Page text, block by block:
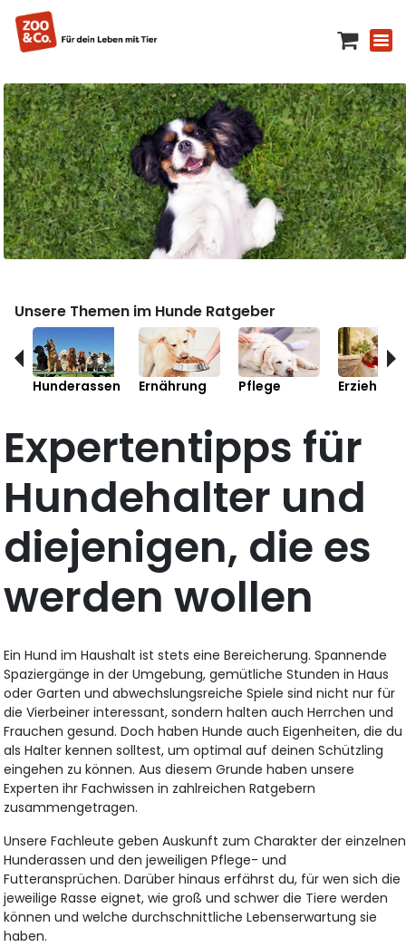
Unsere Themen im Hunde Ratgeber
Hunderassen Ernährung Pflege Erziehung
Expertentipps für
Hundehalter und
diejenigen, die es
werden wollen
Ein Hund im Haushalt ist stets eine Bereicherung. Spannende
Spaziergänge in der Umgebung, gemütliche Stunden in Haus
oder Garten und abwechslungsreiche Spiele sind nicht nur für
die Vierbeiner interessant, sondern halten auch Herrchen und
Frauchen gesund. Doch haben Hunde auch Eigenheiten, die du
als Halter kennen solltest, um optimal auf deinen Schützling
eingehen zu können. Aus diesem Grunde haben unsere
Experten ihr Fachwissen in zahlreichen Ratgebern
zusammengetragen.
Unsere Fachleute geben Auskunft zum Charakter der einzelnen
Hunderassen und den jeweiligen Pflege- und
Futteransprüchen. Darüber hinaus erfährst du, für wen sich die
jeweilige Rasse eignet, wie groß und schwer die Tiere werden
können und welche durchschnittliche Lebenserwartung sie
haben.